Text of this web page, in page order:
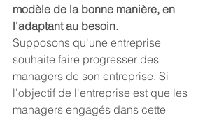
modèle de la bonne manière, en
l'adaptant au besoin.
Supposons qu'une entreprise
souhaite faire progresser des
managers de son entreprise. Si
l'objectif de l'entreprise est que les
managers engagés dans cette